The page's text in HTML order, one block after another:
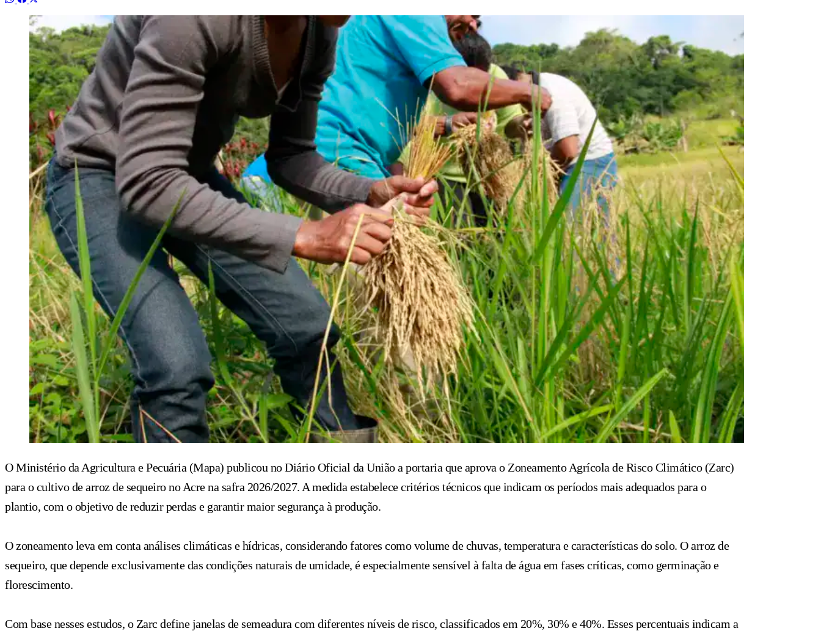
O Ministério da Agricultura e Pecuária (Mapa) publicou no Diário Oficial da União a portaria que aprova o Zoneamento Agrícola de Risco Climático (Zarc)
para o cultivo de arroz de sequeiro no Acre na safra 2026/2027. A medida estabelece critérios técnicos que indicam os períodos mais adequados para o
plantio, com o objetivo de reduzir perdas e garantir maior segurança à produção.
O zoneamento leva em conta análises climáticas e hídricas, considerando fatores como volume de chuvas, temperatura e características do solo. O arroz de
sequeiro, que depende exclusivamente das condições naturais de umidade, é especialmente sensível à falta de água em fases críticas, como germinação e
florescimento.
Com base nesses estudos, o Zarc define janelas de semeadura com diferentes níveis de risco, classificados em 20%, 30% e 40%. Esses percentuais indicam a